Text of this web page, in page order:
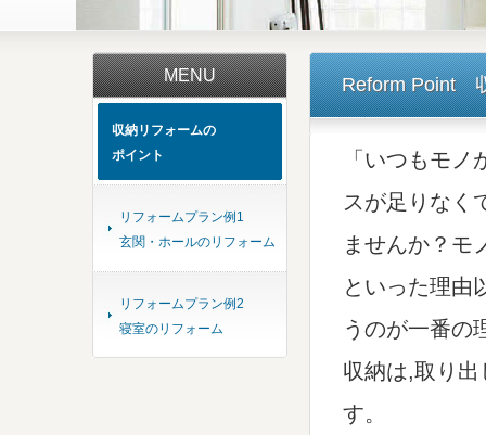
MENU
収納リフォームの
ポイント
リフォームプラン例1
玄関・ホールのリフォーム
リフォームプラン例2
寝室のリフォーム
Reform Point
「いつもモ
スが足りなく
ませんか？モ
といった理由
うのが一番の
収納は,取り
す。